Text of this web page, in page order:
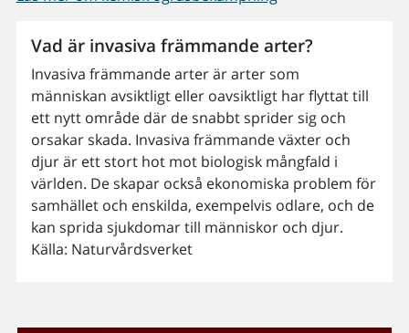
Vad är invasiva främmande arter?
Invasiva främmande arter är arter som
människan avsiktligt eller oavsiktligt har flyttat till
ett nytt område där de snabbt sprider sig och
orsakar skada. Invasiva främmande växter och
djur är ett stort hot mot biologisk mångfald i
världen. De skapar också ekonomiska problem för
samhället och enskilda, exempelvis odlare, och de
kan sprida sjukdomar till människor och djur.
Källa: Naturvårdsverket